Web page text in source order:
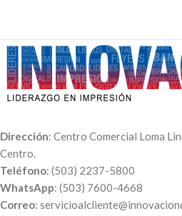
Dirección: Centro Comercial Loma
Centro.
Teléfono: (503) 2237-5800
WhatsApp: (503) 7600-4668
Correo: